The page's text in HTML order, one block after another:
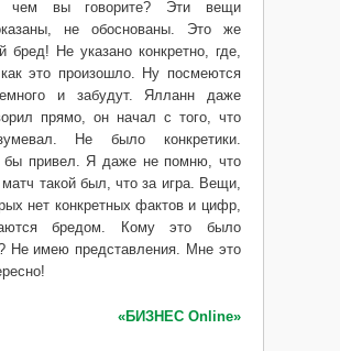
вы говорите? Эти вещи
не обоснованы. Это же
бред! Не указано конкретно, где,
это произошло. Ну посмеются
и забудут. Ялланн даже
прямо, он начал с того, что
Не было конкретики.
бы привел. Я даже не помню, что
матч такой был, что за игра. Вещи,
нет конкретных фактов и цифр,
бредом. Кому это было
Не имею представления. Мне это
«БИЗНЕС Online»